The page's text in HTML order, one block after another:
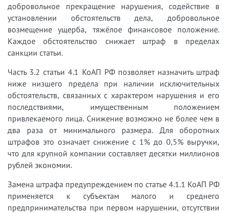
добровольное прекращение нарушения, содействие в
установлении обстоятельств дела, добровольное
возмещение ущерба, тяжёлое финансовое положение.
Каждое обстоятельство снижает штраф в пределах
санкции статьи.
Часть 3.2 статьи 4.1 КоАП РФ позволяет назначить штраф
ниже низшего предела при наличии исключительных
обстоятельств, связанных с характером нарушения и его
последствиями, имущественным положением
привлекаемого лица. Снижение возможно не более чем в
два раза от минимального размера. Для оборотных
штрафов это означает снижение с 1% до 0,5% выручки,
что для крупной компании составляет десятки миллионов
рублей экономии.
Замена штрафа предупреждением по статье 4.1.1 КоАП РФ
применяется к субъектам малого и среднего
предпринимательства при первом нарушении, отсутствии